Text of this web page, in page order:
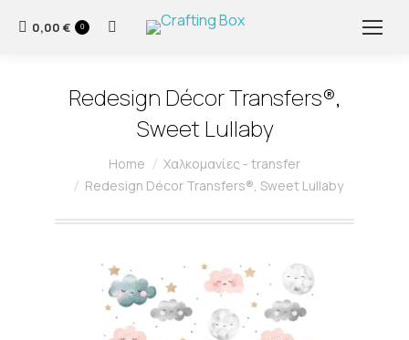
0,00 € 0 Search:
Redesign Décor Transfers®,
Sweet Lullaby
You are here:
Home
Χαλκομανίες - transfer
Redesign Décor Transfers®, Sweet Lullaby